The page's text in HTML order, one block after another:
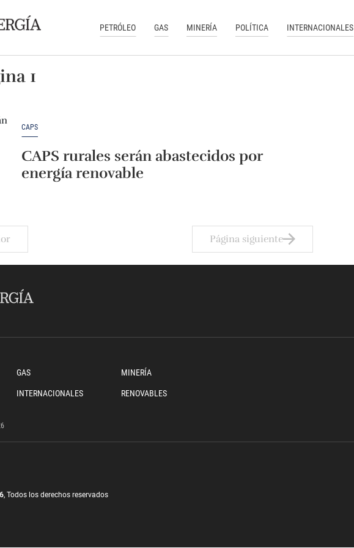
PETRÓLEO GAS MINERÍA POLÍTICA INTERNACIONALES
1
CAPS
CAPS rurales serán abastecidos por
energía renovable
Página siguiente
GAS MINERÍA
INTERNACIONALES RENOVABLES
, Todos los derechos reservados